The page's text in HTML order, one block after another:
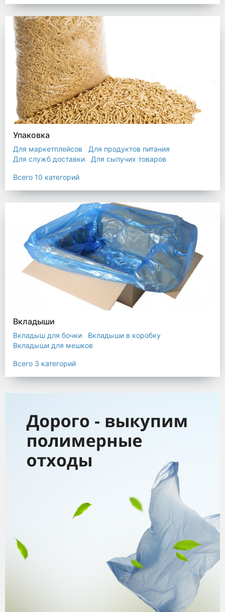
Упаковка
Для маркетплейсов
Для продуктов питания
Для служб доставки
Для сыпучих товаров
Промышленная упаковка
Прочая полиэтиленовая упаковка
Всего 10 категорий
Вкладыши
Вкладыш для бочки
Вкладыши в коробку
Вкладыши для мешков
Всего 3 категорий